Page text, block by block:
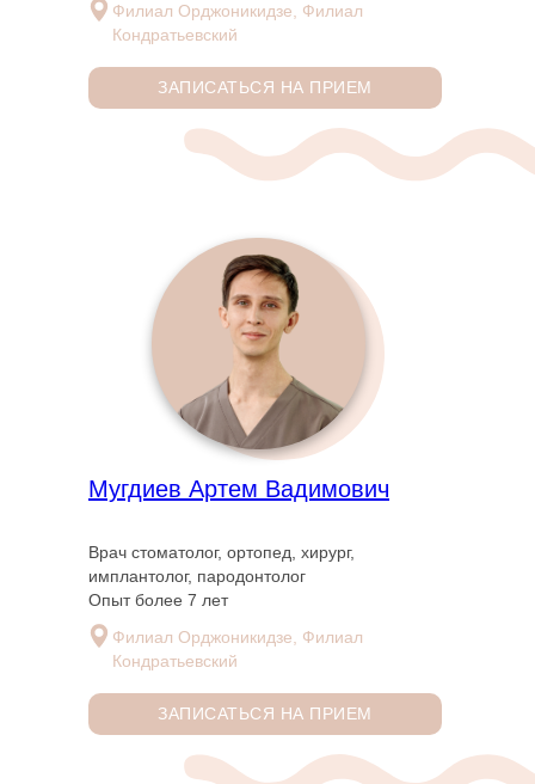
Филиал Орджоникидзе, Филиал
Кондратьевский
ЗАПИСАТЬСЯ НА ПРИЕМ
Мугдиев Артем Вадимович
Филиал Орджоникидзе, Филиал
Кондратьевский
ЗАПИСАТЬСЯ НА ПРИЕМ
Врач стоматолог, ортопед, хирург,
имплантолог, пародонтолог
Опыт более 7 лет